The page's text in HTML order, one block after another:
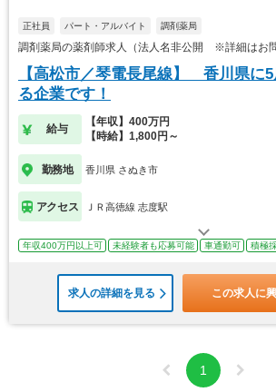
正社員 パート・アルバイト 調剤薬局
調剤薬局の薬剤師求人（法人名非公開 ※詳細はお問
【高松市／琴電長尾線】 香川県に
る企業です！
給与
【年収】400万円
【時給】1,800円～
勤務地 香川県 さぬき市
アクセス ＪＲ高徳線 志度駅
年収400万円以上可 未経験者も応募可能 車通勤可 積極
求人の詳細を見る この求人に
1